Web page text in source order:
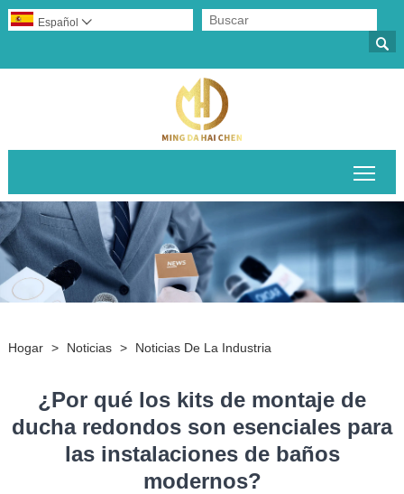

Español 
Hogar > Noticias > Noticias De La Industria
¿Por qué los kits de montaje de
ducha redondos son esenciales para
las instalaciones de baños
modernos?